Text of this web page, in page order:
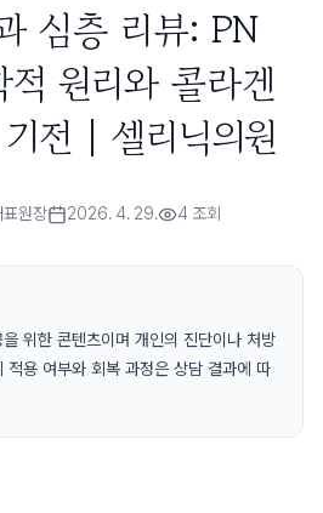
심층 리뷰: PN
원리와 콜라겐
전 | 셀리닉의원
표원장 2026. 4. 29. 4 조회
위한 콘텐츠이며 개인의 진단이나 처방
적용 여부와 회복 과정은 상담 결과에 따